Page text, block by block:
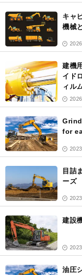
キャ
機械
建機
イド
ィル
for
目詰
ーズ
建設
油圧